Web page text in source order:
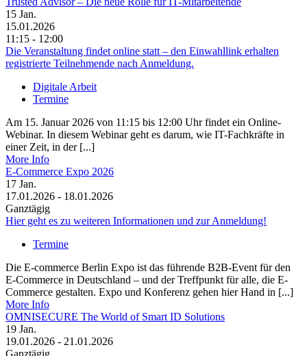
15 Jan.
15.01.2026
11:15 - 12:00
Die Veranstaltung findet online statt – den Einwahllink erhalten
registrierte Teilnehmende nach Anmeldung.
Digitale Arbeit
Termine
Am 15. Januar 2026 von 11:15 bis 12:00 Uhr findet ein Online-
Webinar. In diesem Webinar geht es darum, wie IT-Fachkräfte in
einer Zeit, in der [...]
More Info
E-Commerce Expo 2026
17 Jan.
17.01.2026 - 18.01.2026
Ganztägig
Hier geht es zu weiteren Informationen und zur Anmeldung!
Termine
Die E-commerce Berlin Expo ist das führende B2B-Event für den
E-Commerce in Deutschland – und der Treffpunkt für alle, die E-
Commerce gestalten. Expo und Konferenz gehen hier Hand in [...]
More Info
OMNISECURE The World of Smart ID Solutions
19 Jan.
19.01.2026 - 21.01.2026
Ganztägig